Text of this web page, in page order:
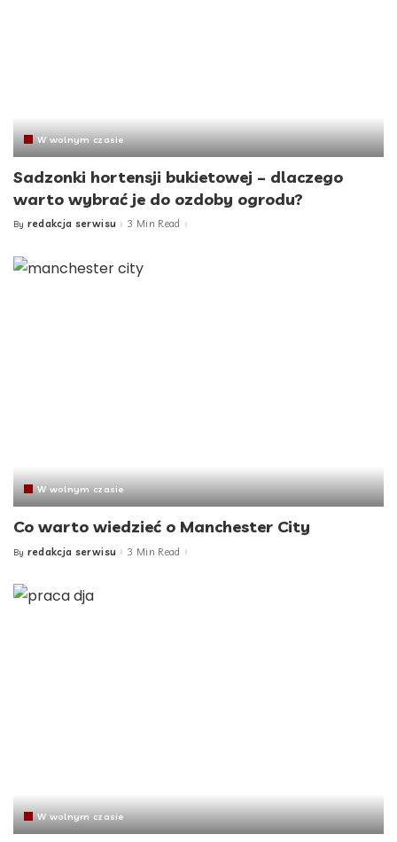
W wolnym czasie
Sadzonki hortensji bukietowej – dlaczego
warto wybrać je do ozdoby ogrodu?
Posted
By redakcja serwisu 3 Min Read
W wolnym czasie
Co warto wiedzieć o Manchester City
Posted
By redakcja serwisu 3 Min Read
W wolnym czasie